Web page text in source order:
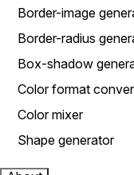
Border-image
Border-radius
Box-shadow
Color format
Color mixer
Shape generator